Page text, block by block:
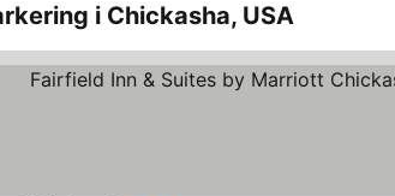
i Chickasha, USA